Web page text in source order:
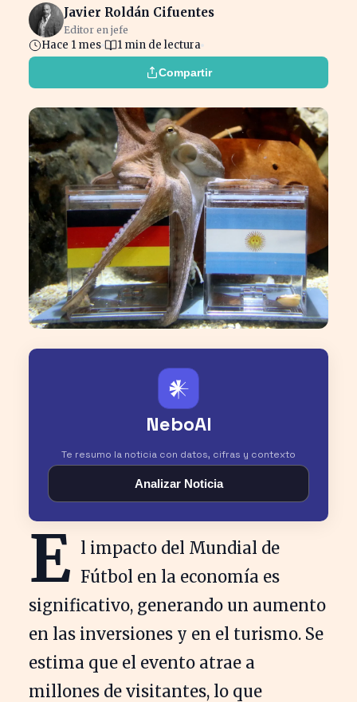
Javier Roldán Cifuentes
Editor en jefe
Hace 1 mes 1 min de lectura
Compartir
𒀭
NeboAI
Te resumo la noticia con datos, cifras y contexto
Analizar Noticia
E l impacto del Mundial de
Fútbol en la economía es
significativo, generando un aumento
en las inversiones y en el turismo. Se
estima que el evento atrae a
millones de visitantes, lo que